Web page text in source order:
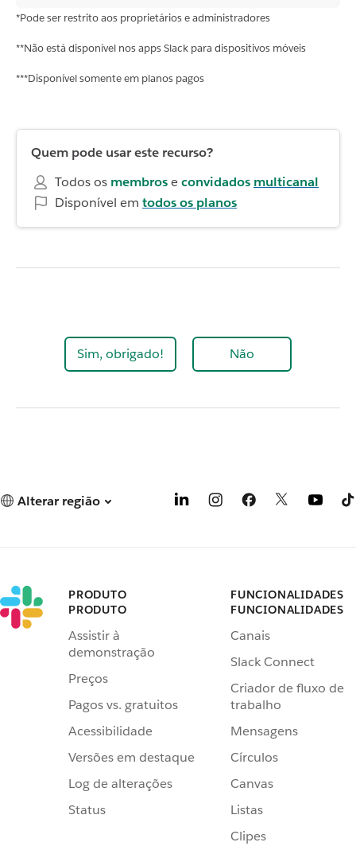
*Pode ser restrito aos proprietários e administradores
**Não está disponível nos apps Slack para dispositivos móveis
***Disponível somente em planos pagos
Quem pode usar este recurso?
Todos os membroseconvidados multicanal
Disponível em todos os planos
Sim, obrigado! Não
Alterar região
PRODUTO
PRODUTO
Assistir à
demonstração
Preços
Pagos vs. gratuitos
Acessibilidade
Versões em destaque
Log de alterações
Status
FUNCIONALIDADES
FUNCIONALIDADES
Canais
Slack Connect
Criador de fluxo de
trabalho
Mensagens
Círculos
Canvas
Listas
Clipes